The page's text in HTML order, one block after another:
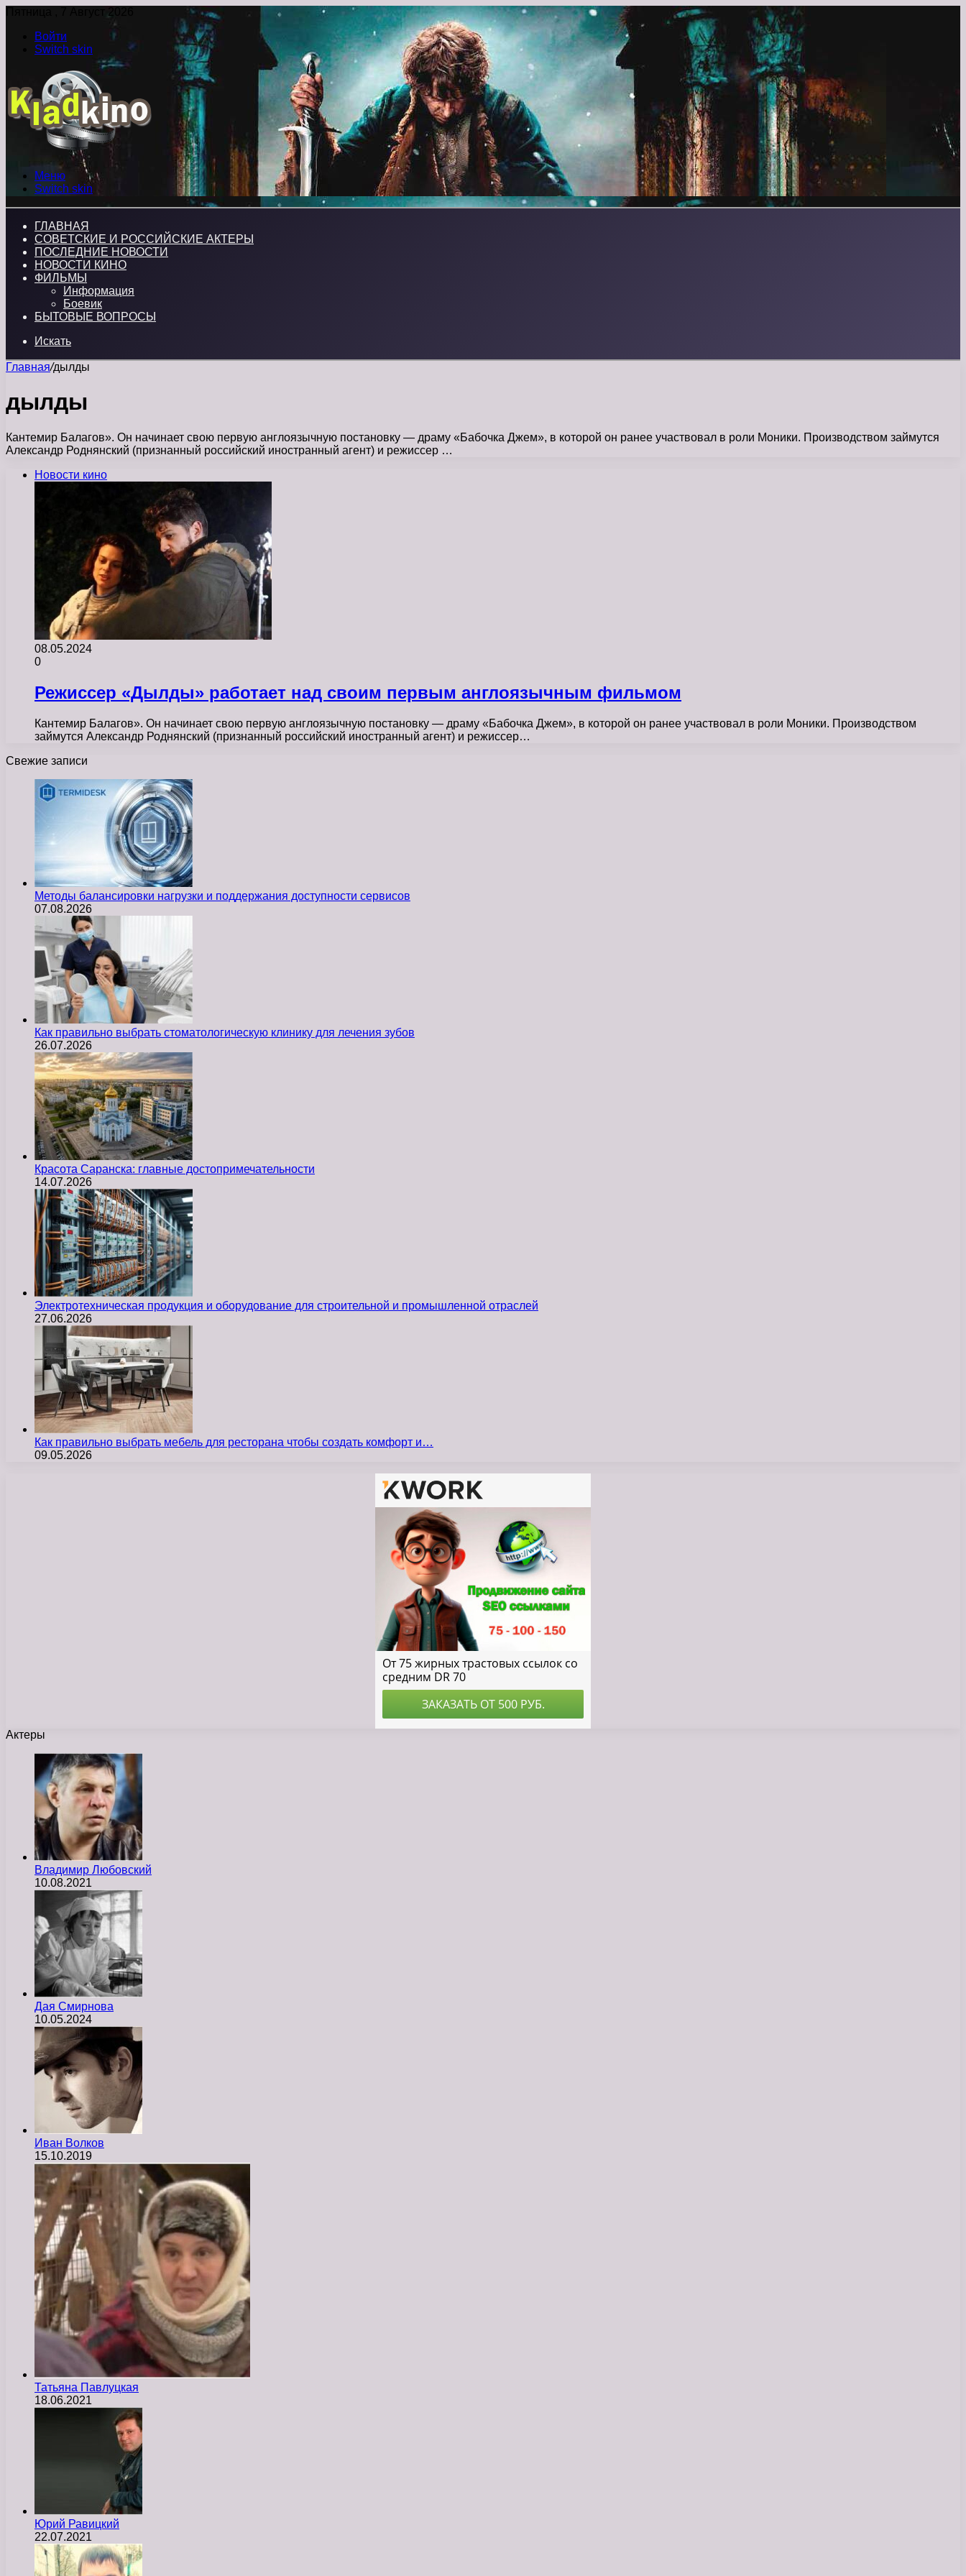
Пятница , 7 Август 2026
Войти
Switch skin
Меню
Switch skin
ГЛАВНАЯ
СОВЕТСКИЕ И РОССИЙСКИЕ АКТЕРЫ
ПОСЛЕДНИЕ НОВОСТИ
НОВОСТИ КИНО
ФИЛЬМЫ
Информация
Боевик
БЫТОВЫЕ ВОПРОСЫ
Искать
Главная/дылды
дылды
Кантемир Балагов». Он начинает свою первую англоязычную постановку — драму «Бабочка Джем», в которой он ранее участвовал в роли Моники. Производством займутся
Александр Роднянский (признанный российский иностранный агент) и режиссер …
Новости кино
08.05.2024
0
Режиссер «Дылды» работает над своим первым англоязычным фильмом
Кантемир Балагов». Он начинает свою первую англоязычную постановку — драму «Бабочка Джем», в которой он ранее участвовал в роли Моники. Производством
займутся Александр Роднянский (признанный российский иностранный агент) и режиссер…
Свежие записи
Методы балансировки нагрузки и поддержания доступности сервисов
07.08.2026
Как правильно выбрать стоматологическую клинику для лечения зубов
26.07.2026
Красота Саранска: главные достопримечательности
14.07.2026
Электротехническая продукция и оборудование для строительной и промышленной отраслей
27.06.2026
Как правильно выбрать мебель для ресторана чтобы создать комфорт и…
09.05.2026
Актеры
Владимир Любовский
10.08.2021
Дая Смирнова
10.05.2024
Иван Волков
15.10.2019
Татьяна Павлуцкая
18.06.2021
Юрий Равицкий
22.07.2021